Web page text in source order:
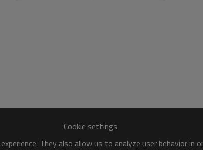
Cookie settings
They also allow us to analyze user behavior